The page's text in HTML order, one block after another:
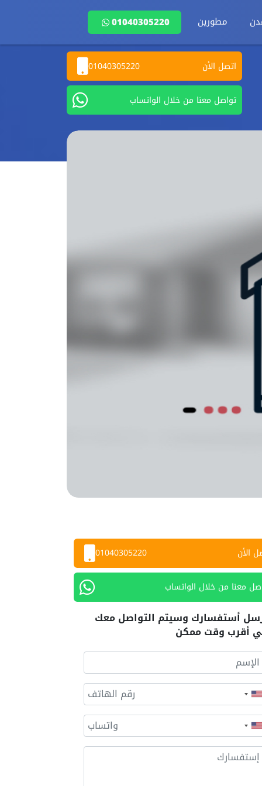
مطورين 01040305220
اتصل الأن 01040305220
تواصل معنا من خلال الواتساب
الأن 01040305220
معنا من خلال الواتساب
أستفسارك وسيتم التواصل معك
أقرب وقت ممكن